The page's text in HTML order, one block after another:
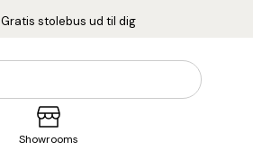
Gratis stolebus ud til dig
Showrooms